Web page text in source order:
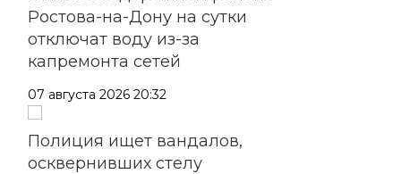
Ростова-на-Дону на сутки
отключат воду из-за
капремонта сетей
07 августа 2026 20:32
Полиция ищет вандалов,
осквернивших стелу